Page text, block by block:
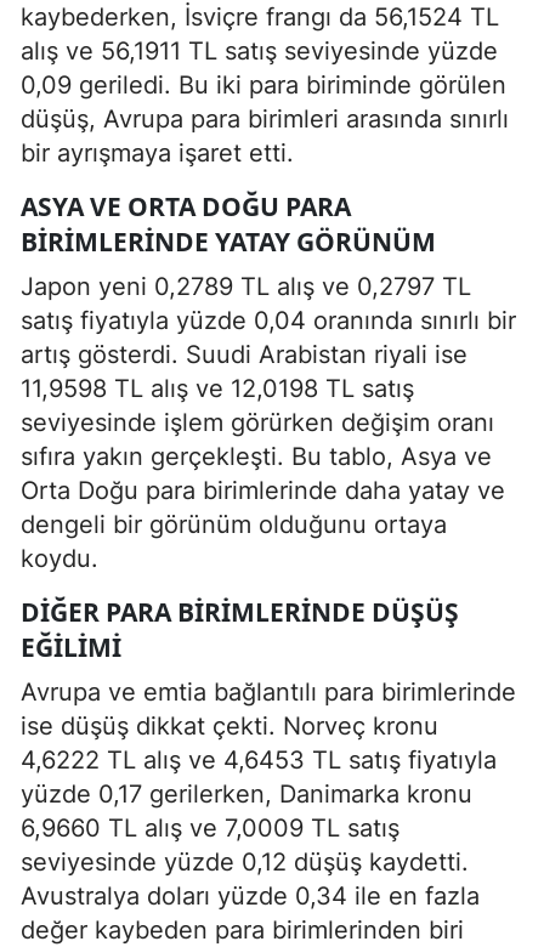
kaybederken, İsviçre frangı da 56,1524 TL
alış ve 56,1911 TL satış seviyesinde yüzde
0,09 geriledi. Bu iki para biriminde görülen
düşüş, Avrupa para birimleri arasında sınırlı
bir ayrışmaya işaret etti.
ASYA VE ORTA DOĞU PARA
BIRIMLERINDE YATAY GÖRÜNÜM
Japon yeni 0,2789 TL alış ve 0,2797 TL
satış fiyatıyla yüzde 0,04 oranında sınırlı bir
artış gösterdi. Suudi Arabistan riyali ise
11,9598 TL alış ve 12,0198 TL satış
seviyesinde işlem görürken değişim oranı
sıfıra yakın gerçekleşti. Bu tablo, Asya ve
Orta Doğu para birimlerinde daha yatay ve
dengeli bir görünüm olduğunu ortaya
koydu.
DIĞER PARA BIRIMLERINDE DÜŞÜŞ
EĞILIMI
Avrupa ve emtia bağlantılı para birimlerinde
ise düşüş dikkat çekti. Norveç kronu
4,6222 TL alış ve 4,6453 TL satış fiyatıyla
yüzde 0,17 gerilerken, Danimarka kronu
6,9660 TL alış ve 7,0009 TL satış
seviyesinde yüzde 0,12 düşüş kaydetti.
Avustralya doları yüzde 0,34 ile en fazla
değer kaybeden para birimlerinden biri